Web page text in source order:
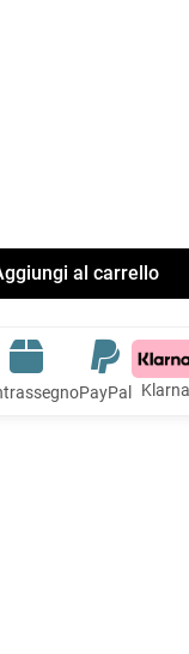
al carrello
PayPal Klarna